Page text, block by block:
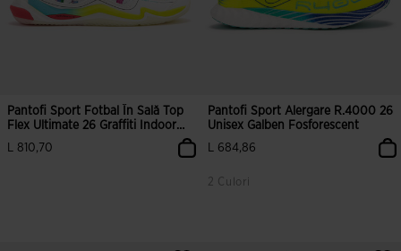
Pantofi Sport Fotbal În Sală Top
Flex Ultimate 26 Graffiti Indoor
Multicolor
L 810,70
Pantofi Sport Alergare R.4000 26
Unisex Galben Fosforescent
L 684,86
2 Culori